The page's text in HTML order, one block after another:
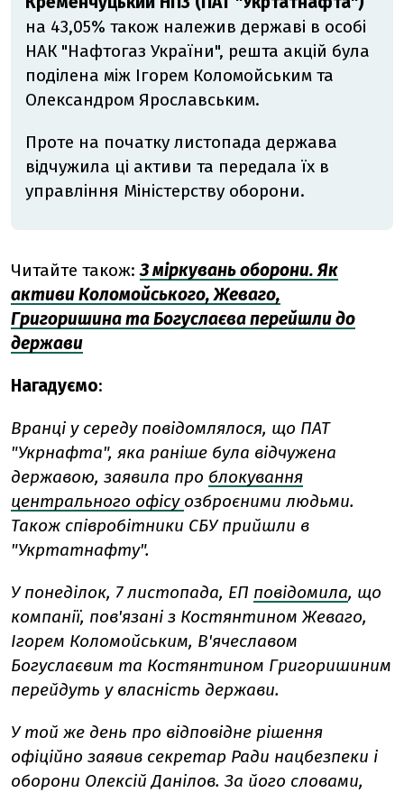
на 43,05% також належив державі в особі
НАК "Нафтогаз України", решта акцій була
поділена між Ігорем Коломойським та
Олександром Ярославським.
Проте на початку листопада держава
відчужила ці активи та передала їх в
управління Міністерству оборони.
Читайте також:З міркувань оборони. Як
активи Коломойського, Жеваго,
Григоришина та Богуслаєва перейшли до
держави
Нагадуємо:
Вранці у середу повідомлялося, що ПАТ
"Укрнафта", яка раніше була відчужена
державою, заявила про блокування
центрального офісу озброєними людьми.
Також співробітники СБУ прийшли в
"Укртатнафту".
У понеділок, 7 листопада, ЕП повідомила, що
компанії, пов'язані з Костянтином Жеваго,
Ігорем Коломойським, В'ячеславом
Богуслаєвим та Костянтином Григоришиним
перейдуть у власність держави.
У той же день про відповідне рішення
офіційно заявив секретар Ради нацбезпеки і
оборони Олексій Данілов. За його словами,